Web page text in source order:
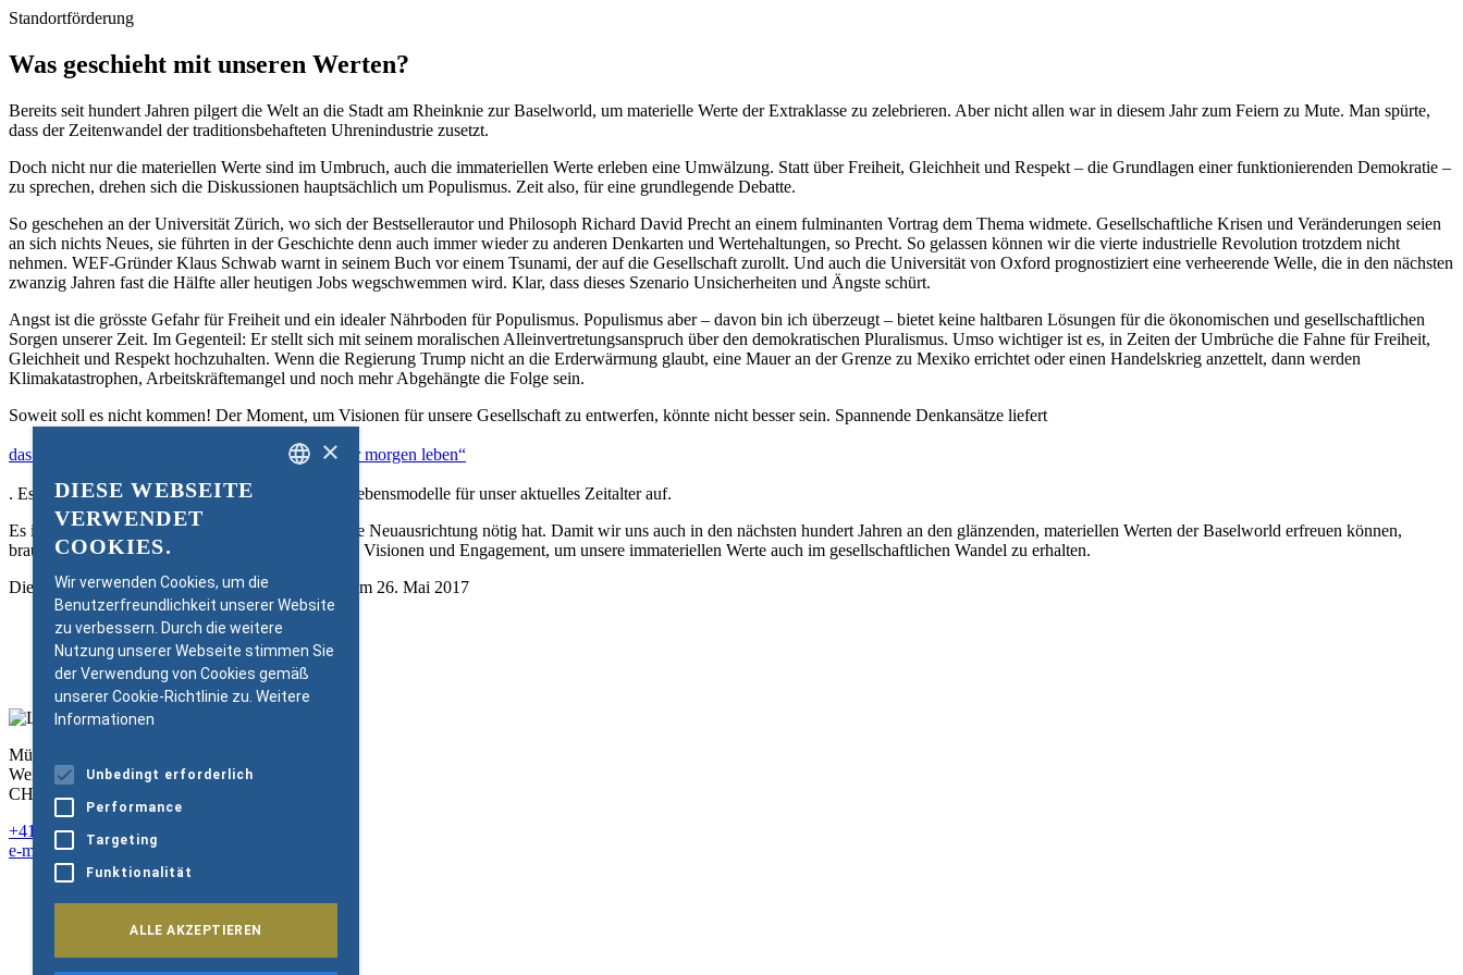
Standortförderung
Was geschieht mit unseren Werten?
Bereits seit hundert Jahren pilgert die Welt an die Stadt am Rheinknie zur Baselworld, um materielle Werte der Extraklasse zu zelebrieren. Aber nicht allen war in diesem Jahr zum Feiern zu Mute. Man spürte,
dass der Zeitenwandel der traditionsbehafteten Uhrenindustrie zusetzt.
Doch nicht nur die materiellen Werte sind im Umbruch, auch die immateriellen Werte erleben eine Umwälzung. Statt über Freiheit, Gleichheit und Respekt – die Grundlagen einer funktionierenden Demokratie –
zu sprechen, drehen sich die Diskussionen hauptsächlich um Populismus. Zeit also, für eine grundlegende Debatte.
So geschehen an der Universität Zürich, wo sich der Bestsellerautor und Philosoph Richard David Precht an einem fulminanten Vortrag dem Thema widmete. Gesellschaftliche Krisen und Veränderungen seien
an sich nichts Neues, sie führten in der Geschichte denn auch immer wieder zu anderen Denkarten und Wertehaltungen, so Precht. So gelassen können wir die vierte industrielle Revolution trotzdem nicht
nehmen. WEF-Gründer Klaus Schwab warnt in seinem Buch vor einem Tsunami, der auf die Gesellschaft zurollt. Und auch die Universität von Oxford prognostiziert eine verheerende Welle, die in den nächsten
zwanzig Jahren fast die Hälfte aller heutigen Jobs wegschwemmen wird. Klar, dass dieses Szenario Unsicherheiten und Ängste schürt.
Angst ist die grösste Gefahr für Freiheit und ein idealer Nährboden für Populismus. Populismus aber – davon bin ich überzeugt – bietet keine haltbaren Lösungen für die ökonomischen und gesellschaftlichen
Sorgen unserer Zeit. Im Gegenteil: Er stellt sich mit seinem moralischen Alleinvertretungsanspruch über den demokratischen Pluralismus. Umso wichtiger ist es, in Zeiten der Umbrüche die Fahne für Freiheit,
Gleichheit und Respekt hochzuhalten. Wenn die Regierung Trump nicht an die Erderwärmung glaubt, eine Mauer an der Grenze zu Mexiko errichtet oder einen Handelskrieg anzettelt, dann werden
Klimakatastrophen, Arbeitskräftemangel und noch mehr Abgehängte die Folge sein.
Soweit soll es nicht kommen! Der Moment, um Visionen für unsere Gesellschaft zu entwerfen, könnte nicht besser sein. Spannende Denkansätze liefert
das neue Buch des Think Tanks W.I.R.E. „Wie wir morgen leben“
. Es zeigt neue Gestaltungsräume und alternative Lebensmodelle für unser aktuelles Zeitalter auf.
Es ist also nicht nur die Uhrenindustrie, welche eine Neuausrichtung nötig hat. Damit wir uns auch in den nächsten hundert Jahren an den glänzenden, materiellen Werten der Baselworld erfreuen können,
braucht es gerade jetzt eine starke Zivilgesellschaft: Visionen und Engagement, um unsere immateriellen Werte auch im gesellschaftlichen Wandel zu erhalten.
Die Kolumne erschien in der Women in Business am 26. Mai 2017
PDF Download
Women in Business Online
Müller-Möhl Foundation
Weinplatz 10
CH-8001 Zürich
+41 43 344 66 75
e-mail@mm-foundation.org
Newsletter
Müller-Möhl Group
×
DIESE WEBSEITE
VERWENDET
COOKIES.
Wir verwenden Cookies, um die
Benutzerfreundlichkeit unserer Website
zu verbessern. Durch die weitere
Nutzung unserer Webseite stimmen Sie
der Verwendung von Cookies gemäß
unserer Cookie-Richtlinie zu. Weitere
Informationen
Unbedingt erforderlich
Performance
Targeting
Funktionalität
ALLE AKZEPTIEREN